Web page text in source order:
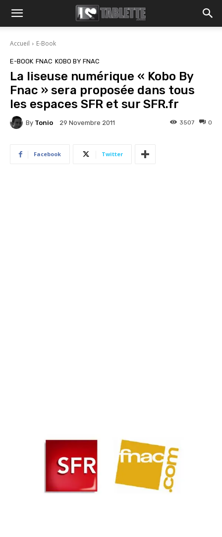
Accueil E-Book
E-BOOK FNAC KOBO BY FNAC
La liseuse numérique « Kobo By
Fnac » sera proposée dans tous
les espaces SFR et sur SFR.fr
By Tonio 29 Novembre 2011 0
3507
Facebook Twitter